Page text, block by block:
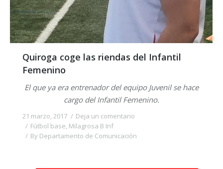
Quiroga coge las riendas del Infantil
Femenino
El que ya era entrenador del equipo Juvenil se hace
cargo del Infantil Femenino.
21 marzo, 2017
Deja un comentario
Fútbol base, Milagrosa B Inf
By Departamento de Comunicación